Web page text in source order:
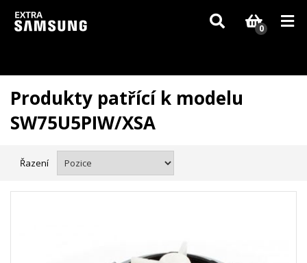
Vzhledem k aktuální situaci se může dodání dílů, které nejsou skladem,
zpozdit. Děkujeme za pochopení.
0
Produkty patřící k modelu
SW75U5PIW/XSA
Řazení